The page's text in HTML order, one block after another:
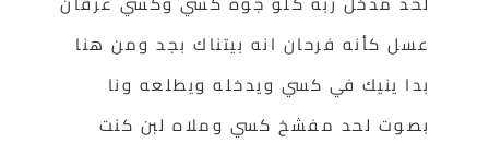
عسل كأنه فرحان انه بيتناك بجد ومن هنا
بدا ينيك في كسي ويدخله ويطلعه ونا
بصوت لحد مفشخ كسي وملاه لبن كنت